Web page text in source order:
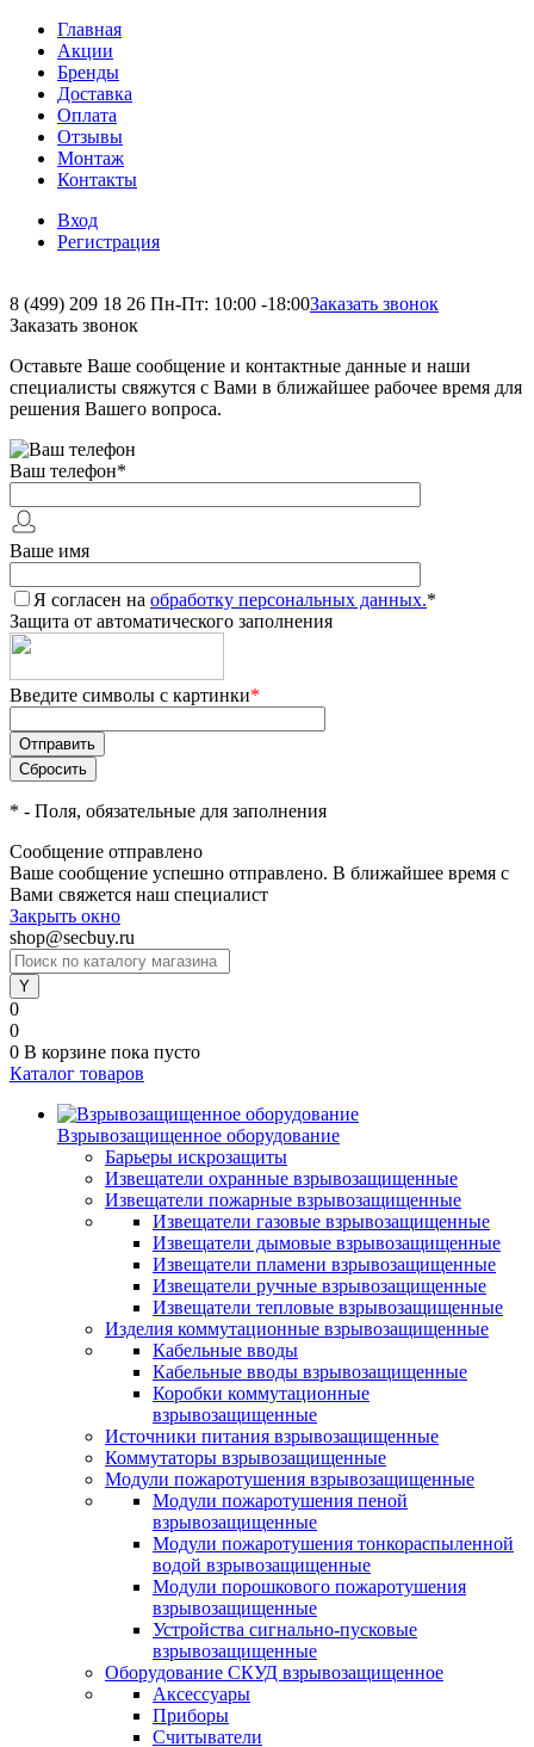
Главная
Акции
Бренды
Доставка
Оплата
Отзывы
Монтаж
Контакты
Вход
Регистрация
8 (499) 209 18 26 Пн-Пт: 10:00 -18:00Заказать звонок
Заказать звонок
Оставьте Ваше сообщение и контактные данные и наши
специалисты свяжутся с Вами в ближайшее рабочее время для
решения Вашего вопроса.
Ваш телефон*
Ваше имя
Я согласен на обработку персональных данных.*
Защита от автоматического заполнения
Введите символы с картинки*
* - Поля, обязательные для заполнения
Сообщение отправлено
Ваше сообщение успешно отправлено. В ближайшее время с
Вами свяжется наш специалист
Закрыть окно
shop@secbuy.ru
0
0
0 В корзине пока пусто
Каталог товаров
Взрывозащищенное оборудование
Барьеры искрозащиты
Извещатели охранные взрывозащищенные
Извещатели пожарные взрывозащищенные
Извещатели газовые взрывозащищенные
Извещатели дымовые взрывозащищенные
Извещатели пламени взрывозащищенные
Извещатели ручные взрывозащищенные
Извещатели тепловые взрывозащищенные
Изделия коммутационные взрывозащищенные
Кабельные вводы
Кабельные вводы взрывозащищенные
Коробки коммутационные
взрывозащищенные
Источники питания взрывозащищенные
Коммутаторы взрывозащищенные
Модули пожаротушения взрывозащищенные
Модули пожаротушения пеной
взрывозащищенные
Модули пожаротушения тонкораспыленной
водой взрывозащищенные
Модули порошкового пожаротушения
взрывозащищенные
Устройства сигнально-пусковые
взрывозащищенные
Оборудование СКУД взрывозащищенное
Аксессуары
Приборы
Считыватели